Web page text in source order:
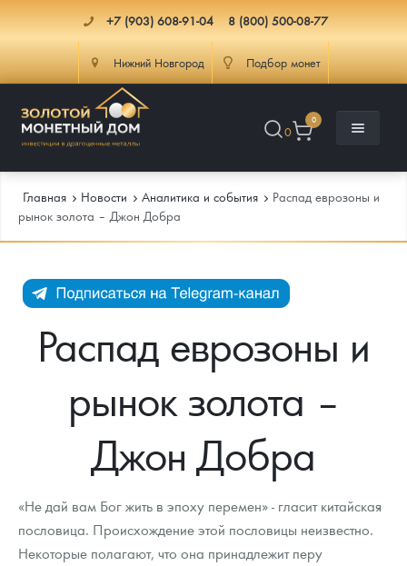
+7 (903) 608-91-04 8 (800) 500-08-77
Нижний Новгород Подбор монет
0
0
Каталог Монет
Инвестиционные монеты
Монеты Царской России
Монеты стран мира после 1950г
Георгий Победоносец
Золотой червонец Сеятель
Золотые слитки
Инфо
Как сделать заказ
Выкуп монет
Выкуп серебряных монет
Вопрос - ответ
Доставка
Распродажа монет и жетонов
Аналитика и события
Итоги 2025 года. Прогноз курсов золота, серебра, платины на
2026 год
Cтатьи
Георгий Победоносец - динамика цен
Курс золота и серебра
Лом выкуп
Контакты
Главная Новости Аналитика и события
Распад еврозоны и
рынок золота – Джон Добра
Распад еврозоны и
рынок золота –
Джон Добра
«Не дай вам Бог жить в эпоху перемен» - гласит китайская
пословица. Происхождение этой пословицы неизвестно.
Некоторые полагают, что она принадлежит перу